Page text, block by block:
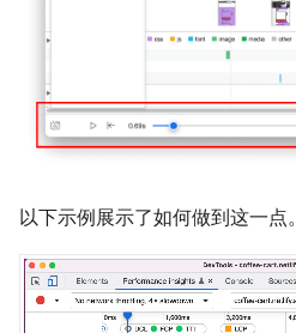
以下示例展示了如何做到这一点。